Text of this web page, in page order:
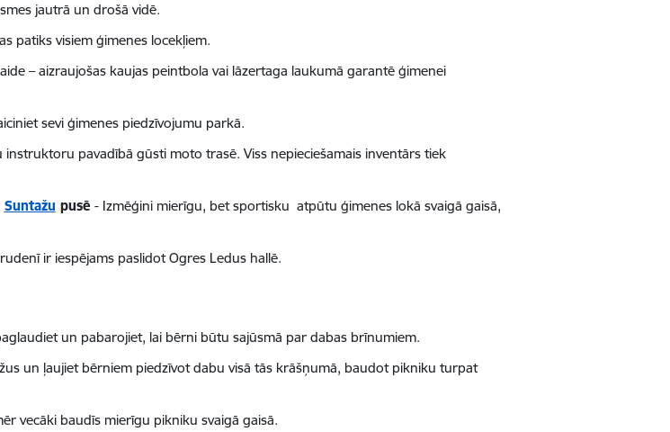
jautrā un drošā vidē.
patiks visiem ģimenes locekļiem.
– aizraujošas kaujas peintbola vai lāzertaga laukumā garantē ģimenei
sevi ģimenes piedzīvojumu parkā.
pavadībā gūsti moto trasē. Viss nepieciešamais inventārs tiek
Suntažu pusē- Izmēģini mierīgu, bet sportisku atpūtu ģimenes lokā svaigā gaisā,
ir iespējams paslidot Ogres Ledus hallē.
un pabarojiet, lai bērni būtu sajūsmā par dabas brīnumiem.
un ļaujiet bērniem piedzīvot dabu visā tās krāšņumā, baudot pikniku turpat
vecāki baudīs mierīgu pikniku svaigā gaisā.